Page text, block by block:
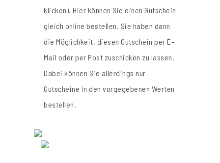
klicken). Hier können Sie einen Gutschein
gleich online bestellen. Sie haben dann
die Möglichkeit, diesen Gutschein per E-
Mail oder per Post zuschicken zu lassen.
Dabei können Sie allerdings nur
Gutscheine in den vorgegebenen Werten
bestellen.